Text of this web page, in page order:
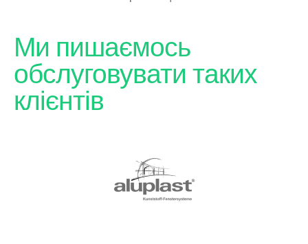
Ми пишаємось
обслуговувати таких
клієнтів